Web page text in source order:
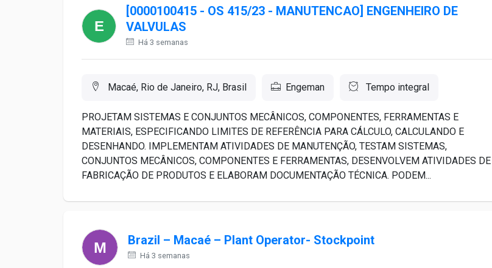
[0000100415 - OS 415/23 - MANUTENCAO] ENGENHEIRO DE
VALVULAS
Há 3 semanas
Macaé, Rio de Janeiro, RJ, Brasil Engeman Tempo integral
PROJETAM SISTEMAS E CONJUNTOS MECÂNICOS, COMPONENTES, FERRAMENTAS E
MATERIAIS, ESPECIFICANDO LIMITES DE REFERÊNCIA PARA CÁLCULO, CALCULANDO E
DESENHANDO. IMPLEMENTAM ATIVIDADES DE MANUTENÇÃO, TESTAM SISTEMAS,
CONJUNTOS MECÂNICOS, COMPONENTES E FERRAMENTAS, DESENVOLVEM ATIVIDADES DE
FABRICAÇÃO DE PRODUTOS E ELABORAM DOCUMENTAÇÃO TÉCNICA. PODEM...
Brazil – Macaé – Plant Operator- Stockpoint
Há 3 semanas